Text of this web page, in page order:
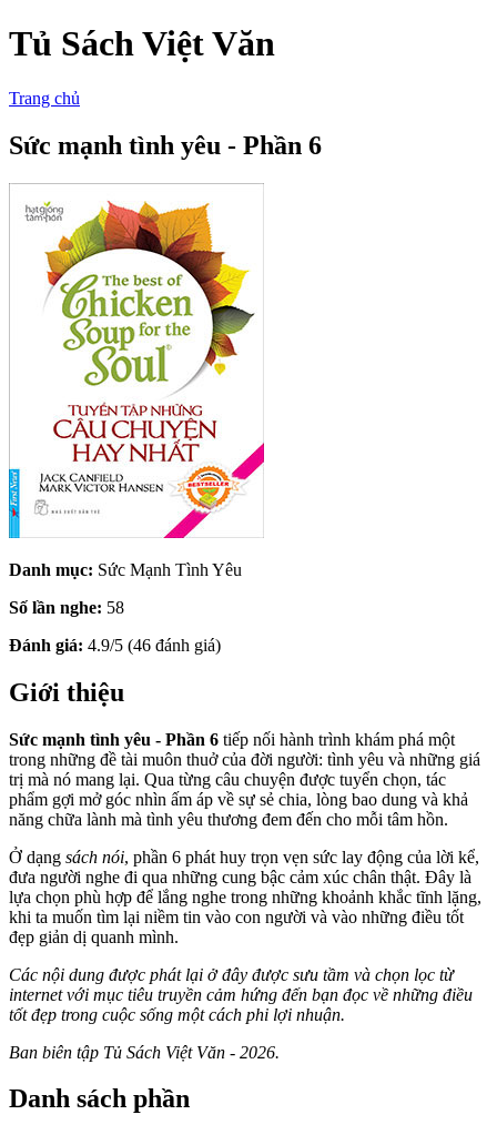
Tủ Sách Việt Văn
Trang chủ
Sức mạnh tình yêu - Phần 6
Danh mục: Sức Mạnh Tình Yêu
Số lần nghe: 58
Đánh giá: 4.9/5 (46 đánh giá)
Giới thiệu
Sức mạnh tình yêu - Phần 6 tiếp nối hành trình khám phá một
trong những đề tài muôn thuở của đời người: tình yêu và những giá
trị mà nó mang lại. Qua từng câu chuyện được tuyển chọn, tác
phẩm gợi mở góc nhìn ấm áp về sự sẻ chia, lòng bao dung và khả
năng chữa lành mà tình yêu thương đem đến cho mỗi tâm hồn.
Ở dạng sách nói, phần 6 phát huy trọn vẹn sức lay động của lời kể,
đưa người nghe đi qua những cung bậc cảm xúc chân thật. Đây là
lựa chọn phù hợp để lắng nghe trong những khoảnh khắc tĩnh lặng,
khi ta muốn tìm lại niềm tin vào con người và vào những điều tốt
đẹp giản dị quanh mình.
Các nội dung được phát lại ở đây được sưu tầm và chọn lọc từ
internet với mục tiêu truyền cảm hứng đến bạn đọc về những điều
tốt đẹp trong cuộc sống một cách phi lợi nhuận.
Ban biên tập Tủ Sách Việt Văn - 2026.
Danh sách phần